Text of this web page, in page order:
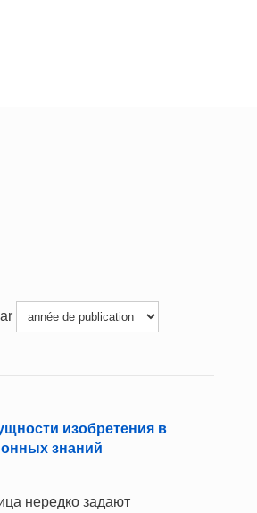
изобретения в
знаний
нередко задают